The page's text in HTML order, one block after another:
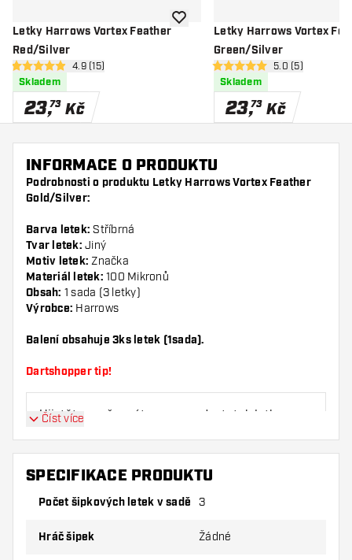
Letky Harrows Vortex Feather
Red/Silver
otevřít panel recenzí
4.9 hodnoticí hvězdičky
4.9 (15)
Skladem
23,73 Kč
Přidat do seznamu přání
Letky Harrows Vortex
Green/Silver
otevřít panel
5 hodnoticí hvězdičky
5.0 (5)
Skladem
23,73 Kč
INFORMACE O PRODUKTU
Podrobnosti o produktu Letky Harrows Vortex Feather
Gold/Silver:
Barva letek: Stříbrná
Tvar letek: Jiný
Motiv letek: Značka
Materiál letek: 100 Mikronů
Obsah: 1 sada (3 letky)
Výrobce: Harrows
Balení obsahuje 3ks letek (1sada).
Dartshopper tip!
Ujistěte se, že máte po ruce dostatek letky a
nebo zlomit.
Vyzkoušejte jiný tvar, materiál nebo tloušťku
vyhovuje nejlépe!
Číst více
SPECIFIKACE PRODUKTU
Počet šipkových letek v sadě 3
Hráč šipek Žádné